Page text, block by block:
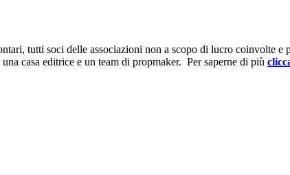
tutti soci delle associazioni non a scopo di lucro coinvolte
casa editrice e un team di propmaker. Per saperne di più